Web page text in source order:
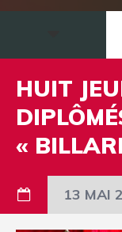
HUIT
«
13 MAI